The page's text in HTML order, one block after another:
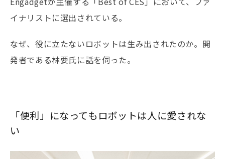
イナリストに選出されている。
なぜ、役に立たないロボットは生み出されたのか。開
発者である林要氏に話を伺った。
「便利」になってもロボットは人に愛されな
い